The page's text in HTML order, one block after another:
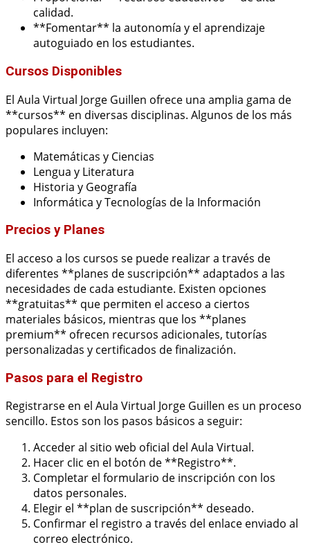
calidad.
**Fomentar** la autonomía y el aprendizaje
autoguiado en los estudiantes.
Cursos Disponibles
El Aula Virtual Jorge Guillen ofrece una amplia gama de
**cursos** en diversas disciplinas. Algunos de los más
populares incluyen:
Matemáticas y Ciencias
Lengua y Literatura
Historia y Geografía
Informática y Tecnologías de la Información
Precios y Planes
El acceso a los cursos se puede realizar a través de
diferentes **planes de suscripción** adaptados a las
necesidades de cada estudiante. Existen opciones
**gratuitas** que permiten el acceso a ciertos
materiales básicos, mientras que los **planes
premium** ofrecen recursos adicionales, tutorías
personalizadas y certificados de finalización.
Pasos para el Registro
Registrarse en el Aula Virtual Jorge Guillen es un proceso
sencillo. Estos son los pasos básicos a seguir:
Acceder al sitio web oficial del Aula Virtual.
Hacer clic en el botón de **Registro**.
Completar el formulario de inscripción con los
datos personales.
Elegir el **plan de suscripción** deseado.
Confirmar el registro a través del enlace enviado al
correo electrónico.